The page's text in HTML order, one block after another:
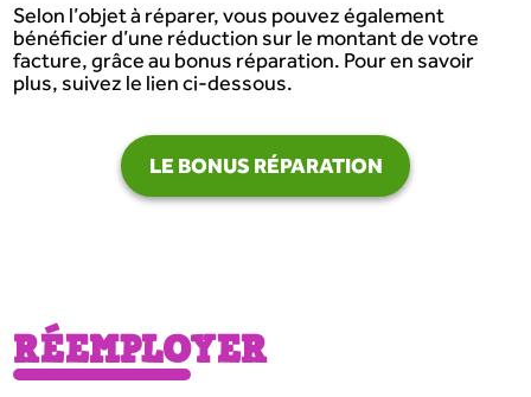
Selon l’objet à réparer, vous pouvez également
bénéficier d’une réduction sur le montant de votre
facture, grâce au bonus réparation. Pour en savoir
plus, suivez le lien ci-dessous.
LE BONUS RÉPARATION
RÉEMPLOYER